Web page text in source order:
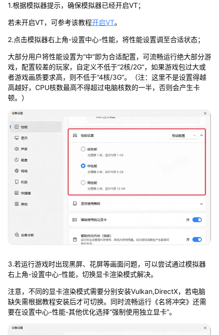
1.根据模拟器提示，确保模拟器已经开启VT；
若未开启VT，可参考该教程开启VT。
2.点击模拟器右上角-设置中心-性能，将性能设置调至合适状态；
大部分用户将性能设置为“中”即为合适配置，可流畅运行绝大部分游
戏，配置较差的玩家，自定义不低于“2核/2G”，如果游戏包过大或
者游戏画质要求高，则不低于“4核/3G”。（注：这里不是设置得越
高越好，CPU核数最高不得超过电脑核数的一半，否则会产生卡
顿。）
3.若运行游戏时出现黑屏、花屏等画面问题，可以尝试通过模拟器
右上角-设置中心-性能，切换显卡渲染模式解决。
注意，不同的显卡渲染模式需要分别安装Vulkan,DirectX，若电脑
缺失需根据教程安装后才可切换。同时流畅运行《名将冲突》还需
要在设置中心-性能-其他优化选择“强制使用独立显卡”。